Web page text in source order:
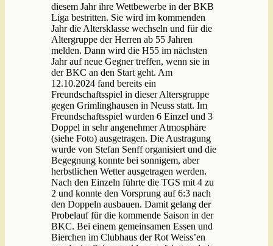
diesem Jahr ihre Wettbewerbe in der BKB
Liga bestritten. Sie wird im kommenden
Jahr die Altersklasse wechseln und für die
Altergruppe der Herren ab 55 Jahren
melden. Dann wird die H55 im nächsten
Jahr auf neue Gegner treffen, wenn sie in
der BKC an den Start geht. Am
12.10.2024 fand bereits ein
Freundschaftsspiel in dieser Altersgruppe
gegen Grimlinghausen in Neuss statt. Im
Freundschaftsspiel wurden 6 Einzel und 3
Doppel in sehr angenehmer Atmosphäre
(siehe Foto) ausgetragen. Die Austragung
wurde von Stefan Senff organisiert und die
Begegnung konnte bei sonnigem, aber
herbstlichen Wetter ausgetragen werden.
Nach den Einzeln führte die TGS mit 4 zu
2 und konnte den Vorsprung auf 6:3 nach
den Doppeln ausbauen. Damit gelang der
Probelauf für die kommende Saison in der
BKC. Bei einem gemeinsamen Essen und
Bierchen im Clubhaus der Rot Weiss’en